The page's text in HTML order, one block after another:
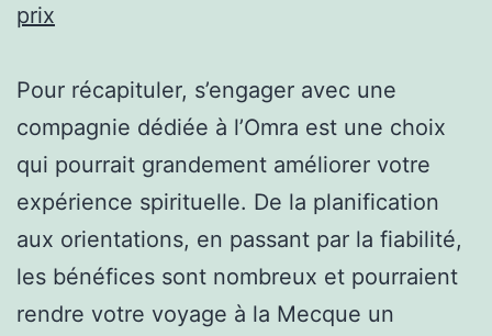
prix
Pour récapituler, s’engager avec une
compagnie dédiée à l’Omra est une choix
qui pourrait grandement améliorer votre
expérience spirituelle. De la planification
aux orientations, en passant par la fiabilité,
les bénéfices sont nombreux et pourraient
rendre votre voyage à la Mecque un